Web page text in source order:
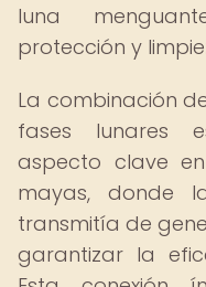
luna
protección y
La combinación
fases lunares
aspecto clave
mayas, donde
transmitía de
garantizar la